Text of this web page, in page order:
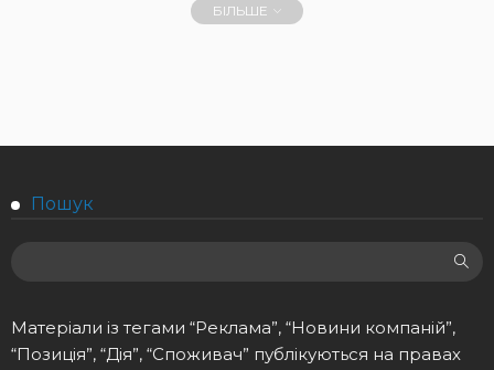
БІЛЬШЕ
Пошук
Матеріали із тегами “Реклама”, “Новини компаній”,
“Позиція”, “Дія”, “Споживач” публікуються на правах